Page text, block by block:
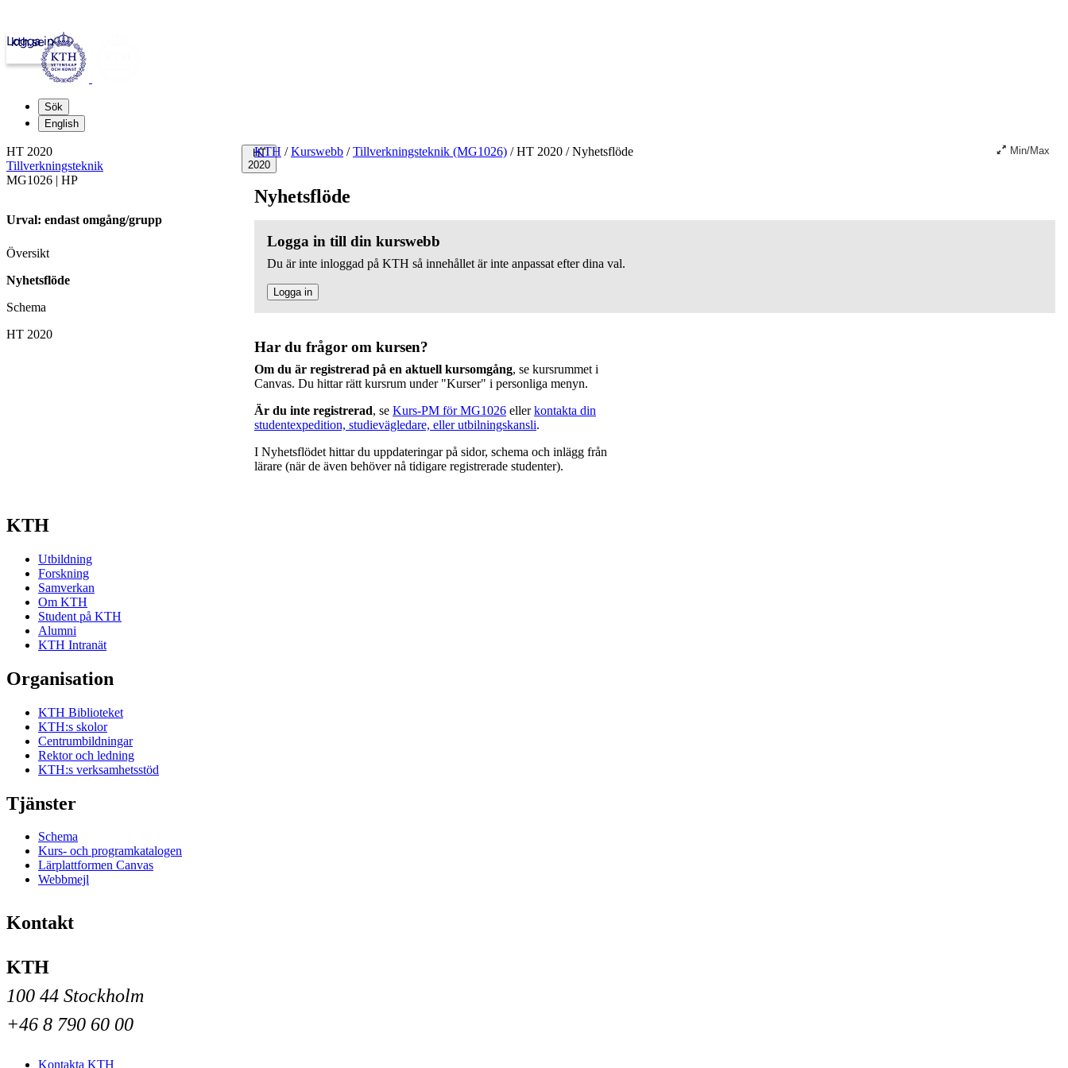
kth.se
Logga in
Sök
English
HT
2020
KTH / Kurswebb / Tillverkningsteknik (MG1026) /HT 2020 /Nyhetsflöde Min/Max
Nyhetsflöde
Logga in till din kurswebb
Du är inte inloggad på KTH så innehållet är inte anpassat efter dina val.
Logga in
Har du frågor om kursen?
Om du är registrerad på en aktuell kursomgång, se kursrummet i
Canvas. Du hittar rätt kursrum under "Kurser" i personliga menyn.
Är du inte registrerad, se Kurs-PM för MG1026 ellerkontakta din
studentexpedition, studievägledare, eller utbilningskansli.
I Nyhetsflödet hittar du uppdateringar på sidor, schema och inlägg från
lärare (när de även behöver nå tidigare registrerade studenter).
HT 2020
Tillverkningsteknik
MG1026 | HP
Urval: endast omgång/grupp
Översikt
Nyhetsflöde
Schema
HT 2020
KTH
Utbildning
Forskning
Samverkan
Om KTH
Student på KTH
Alumni
KTH Intranät
Organisation
KTH Biblioteket
KTH:s skolor
Centrumbildningar
Rektor och ledning
KTH:s verksamhetsstöd
Tjänster
Schema
Kurs- och programkatalogen
Lärplattformen Canvas
Webbmejl
Kontakt
KTH
100 44 Stockholm
+46 8 790 60 00
Kontakta KTH